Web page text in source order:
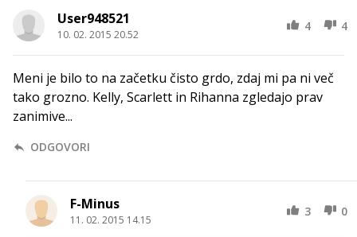
User948521
10. 02. 2015 20.52
4 4
Meni je bilo to na začetku čisto grdo, zdaj mi pa ni več
tako grozno. Kelly, Scarlett in Rihanna zgledajo prav
zanimive...
ODGOVORI
F-Minus
11. 02. 2015 14.15
3 0